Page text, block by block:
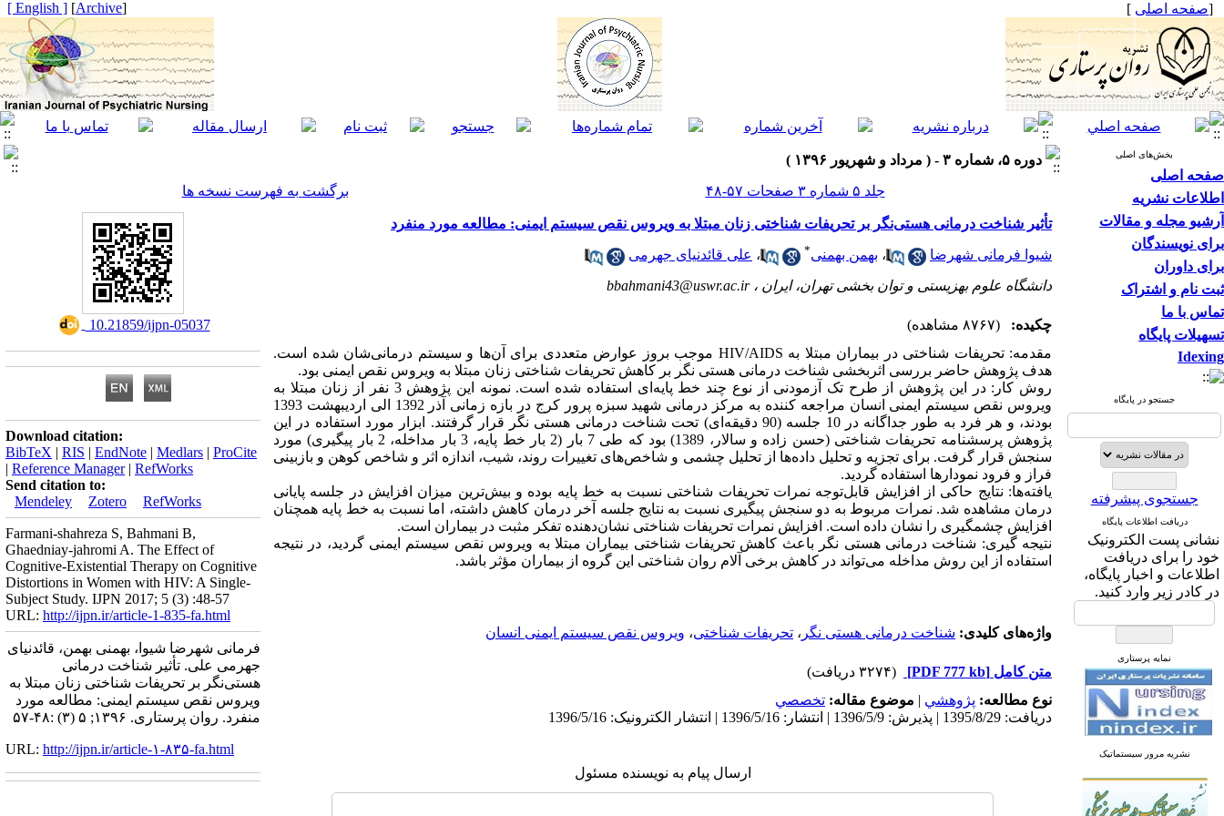
[صفحه اصلی ]
[
Archive
]
[ English ]
بخش‌های اصلی
صفحه اصلی
اطلاعات نشریه
آرشیو مجله و مقالات
برای نویسندگان
برای داوران
ثبت نام و اشتراک
تماس با ما
تسهیلات پایگاه
Idexing
جستجو در پایگاه
جستجوی پیشرفته
دریافت اطلاعات پایگاه
نشانی پست الکترونیک
خود را برای دریافت
اطلاعات و اخبار پایگاه،
در کادر زیر وارد کنید.
نمایه پرستاری
نشریه مرور سیستماتیک
دوره ۵، شماره ۳ - ( مرداد و شهریور ۱۳۹۶ )
جلد ۵ شماره ۳ صفحات ۵۷-۴۸
برگشت به فهرست نسخه ها
تأثیر شناخت درمانی هستی‌نگر بر تحریفات شناختی زنان مبتلا به ویروس نقص سیستم ایمنی: مطالعه مورد منفرد
شیوا فرمانی شهرضا ، بهمن بهمنی* ، علی قائدنیای جهرمی
دانشگاه علوم بهزیستی و توان بخشی تهران، ایران ،bbahmani43@uswr.ac.ir
چکیده:
(۸۷۶۷ مشاهده)
مقدمه: تحریفات شناختی در بیماران مبتلا به HIV/AIDS موجب بروز عوارض متعددی برای آن‌ها و سیستم درمانی‌شان شده است.
هدف پژوهش حاضر بررسی اثربخشی شناخت درمانی هستی نگر بر کاهش تحریفات شناختی زنان مبتلا به ویروس نقص ایمنی بود.
روش کار: در این پژوهش از طرح تک آزمودنی از نوع چند خط پایه‌ای استفاده شده است. نمونه این پژوهش 3 نفر از زنان مبتلا به
ویروس نقص سیستم ایمنی انسان مراجعه کننده به مرکز درمانی شهید سبزه پرور کرج در بازه زمانی آذر 1392 الی اردیبهشت 1393
بودند، و هر فرد به طور جداگانه در 10 جلسه (90 دقیقه‌ای) تحت شناخت درمانی هستی نگر قرار گرفتند. ابزار مورد استفاده در این
پژوهش پرسشنامه تحریفات شناختی (حسن زاده و سالار، 1389) بود که طی 7 بار (2 بار خط پایه، 3 بار مداخله، 2 بار پیگیری) مورد
سنجش قرار گرفت. برای تجزیه و تحلیل داده‌ها از تحلیل چشمی و شاخص‌های تغییرات روند، شیب، اندازه اثر و شاخص کوهن و بازبینی
فراز و فرود نمودارها استفاده گردید.
یافته‌ها: نتایج حاکی از افزایش قابل‌توجه نمرات تحریفات شناختی نسبت به خط پایه بوده و بیش‌ترین میزان افزایش در جلسه پایانی
درمان مشاهده شد. نمرات مربوط به دو سنجش پیگیری نسبت به نتایج جلسه آخر درمان کاهش داشته، اما نسبت به خط پایه همچنان
افزایش چشمگیری را نشان داده است. افزایش نمرات تحریفات شناختی نشان‌دهنده تفکر مثبت در بیماران است.
نتیجه گیری: شناخت درمانی هستی نگر باعث کاهش تحریفات شناختی بیماران مبتلا به ویروس نقص سیستم ایمنی گردید، در نتیجه
استفاده از این روش مداخله می‌تواند در کاهش برخی آلام روان شناختی این گروه از بیماران مؤثر باشد.
واژه‌های کلیدی: شناخت درمانی هستی نگر ، تحریفات شناختی، ویروس نقص سیستم ایمنی انسان
متن کامل [PDF 777 kb]
(۳۲۷۴ دریافت)
نوع مطالعه: پژوهشي | موضوع مقاله: تخصصي
دریافت: 1395/8/29 | پذیرش: 1396/5/9 | انتشار: 1396/5/16 | انتشار الکترونیک: 1396/5/16
ارسال پیام به نویسنده مسئول
‎ 10.21859/ijpn-05037
Download citation:
BibTeX | RIS | EndNote | Medlars | ProCite
| Reference Manager| RefWorks
Send citation to:
Mendeley
Zotero RefWorks
Farmani-shahreza S, Bahmani B,
Ghaedniay-jahromi A. The Effect of
Cognitive-Existential Therapy on Cognitive
Distortions in Women with HIV: A Single-
Subject Study. IJPN 2017; 5 (3) :48-57
URL: http://ijpn.ir/article-1-835-fa.html
فرمانی شهرضا شیوا، بهمنی بهمن، قائدنیای
جهرمی علی. تأثیر شناخت درمانی
هستی‌نگر بر تحریفات شناختی زنان مبتلا به
ویروس نقص سیستم ایمنی: مطالعه مورد
منفرد. روان پرستاری. ۱۳۹۶; ۵ (۳) :۴۸-۵۷
URL: http://ijpn.ir/article-۱-۸۳۵-fa.html